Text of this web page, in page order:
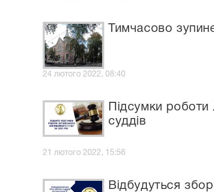
Тимчасово
24 лютого 2022, 08:40
Підсумки
суддів
21 лютого 2022, 15:56
Відбудуться